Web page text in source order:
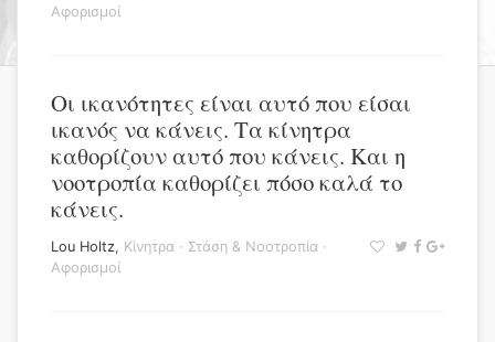
Αφορισμοί
Οι ικανότητες είναι αυτό που είσαι
ικανός να κάνεις. Τα κίνητρα
καθορίζουν αυτό που κάνεις. Και η
νοοτροπία καθορίζει πόσο καλά το
κάνεις.
Lou Holtz, Κίνητρα · Στάση & Νοοτροπία ·
Αφορισμοί